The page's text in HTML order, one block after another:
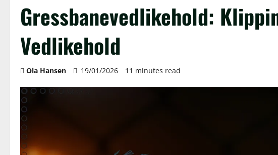
Gressbanevedlikehold:
Vedlikehold
Ola Hansen 19/01/2026 11 minutes read